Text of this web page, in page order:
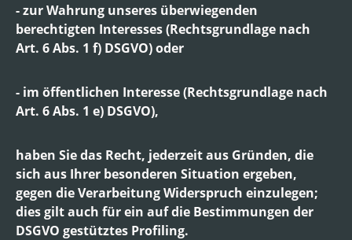
- zur Wahrung unseres überwiegenden
berechtigten Interesses (Rechtsgrundlage nach
Art. 6 Abs. 1 f) DSGVO) oder
- im öffentlichen Interesse (Rechtsgrundlage nach
Art. 6 Abs. 1 e) DSGVO),
haben Sie das Recht, jederzeit aus Gründen, die
sich aus Ihrer besonderen Situation ergeben,
gegen die Verarbeitung Widerspruch einzulegen;
dies gilt auch für ein auf die Bestimmungen der
DSGVO gestütztes Profiling.